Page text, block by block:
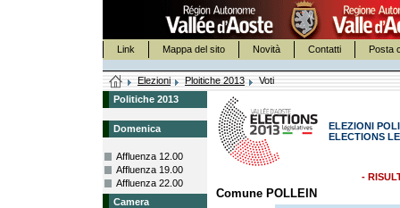
Link Mappa del sito Novità Contatti Posta
Elezioni Ploitiche 2013
Voti
Politiche 2013
Domenica
Affluenza 12.00
Affluenza 19.00
Affluenza 22.00
Camera
ELEZIONI
ELECTIONS
-
Comune POLLEIN